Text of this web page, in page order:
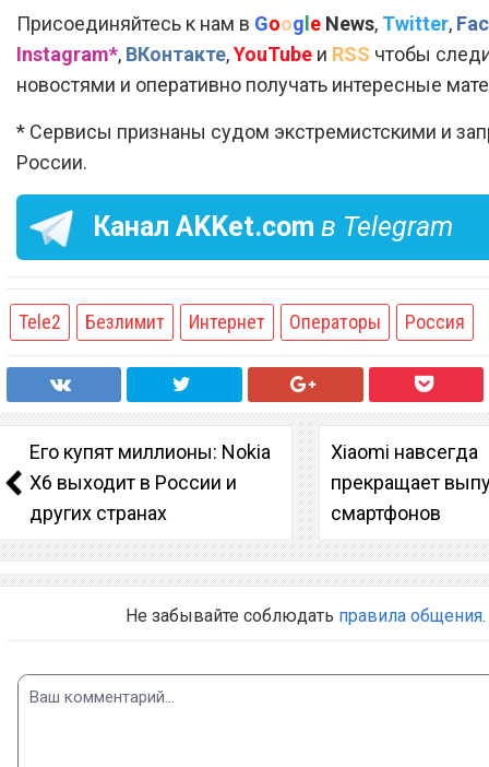
Присоединяйтесь к нам в Google News, Twitter,
Instagram*, ВКонтакте,YouTube и RSS чтобы
новостями и оперативно получать интересные
* Сервисы признаны судом экстремистскими и
России.
Канал AKKet.com в Telegram
Tele2 Безлимит Интернет Операторы Россия
Его купят миллионы: Nokia
X6 выходит в России и
других странах
Xiaomi навсегда
прекращает
смартфонов
Не забывайте соблюдать правила общения.